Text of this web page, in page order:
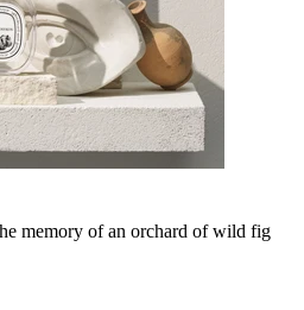
memory of an orchard of wild fig